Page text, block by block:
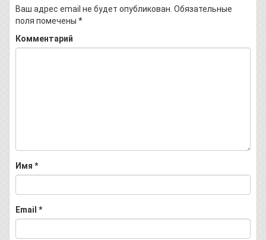
Ваш адрес email не будет опубликован. Обязательные
поля помечены *
Комментарий
Имя *
Email *